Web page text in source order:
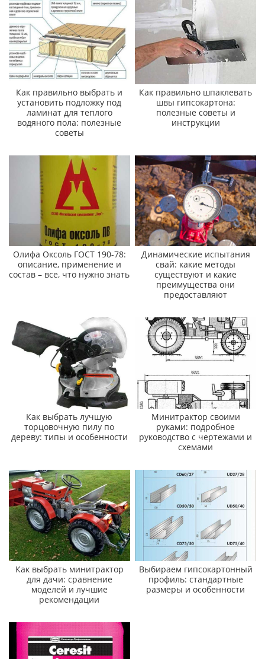
Как правильно выбрать и
установить подложку под
ламинат для теплого
водяного пола: полезные
советы
Как правильно шпаклевать
швы гипсокартона:
полезные советы и
инструкции
Олифа Оксоль ГОСТ 190-78:
описание, применение и
состав – все, что нужно знать
Динамические испытания
свай: какие методы
существуют и какие
преимущества они
предоставляют
Как выбрать лучшую
торцовочную пилу по
дереву: типы и особенности
Минитрактор своими
руками: подробное
руководство с чертежами и
схемами
Как выбрать минитрактор
для дачи: сравнение
моделей и лучшие
рекомендации
Выбираем гипсокартонный
профиль: стандартные
размеры и особенности